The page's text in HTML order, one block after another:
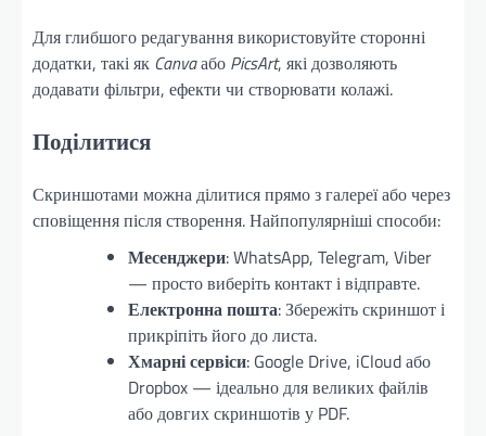
Для глибшого редагування використовуйте сторонні
додатки, такі як Canvaабо PicsArt, які дозволяють
додавати фільтри, ефекти чи створювати колажі.
Поділитися
Скриншотами можна ділитися прямо з галереї або через
сповіщення після створення. Найпопулярніші способи:
Месенджери: WhatsApp, Telegram, Viber
— просто виберіть контакт і відправте.
Електронна пошта: Збережіть скриншот і
прикріпіть його до листа.
Хмарні сервіси: Google Drive, iCloud або
Dropbox — ідеально для великих файлів
або довгих скриншотів у PDF.